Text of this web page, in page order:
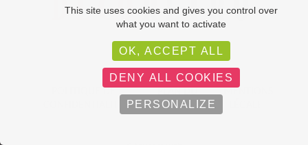
Lot de journaux «Le Monde » vintage
15.00€
AJOUTER À LA DEMANDE DE RÉSERVATION
This site uses cookies and gives you control over
what you want to activate
OK, ACCEPT ALL
DENY ALL COOKIES
PERSONALIZE